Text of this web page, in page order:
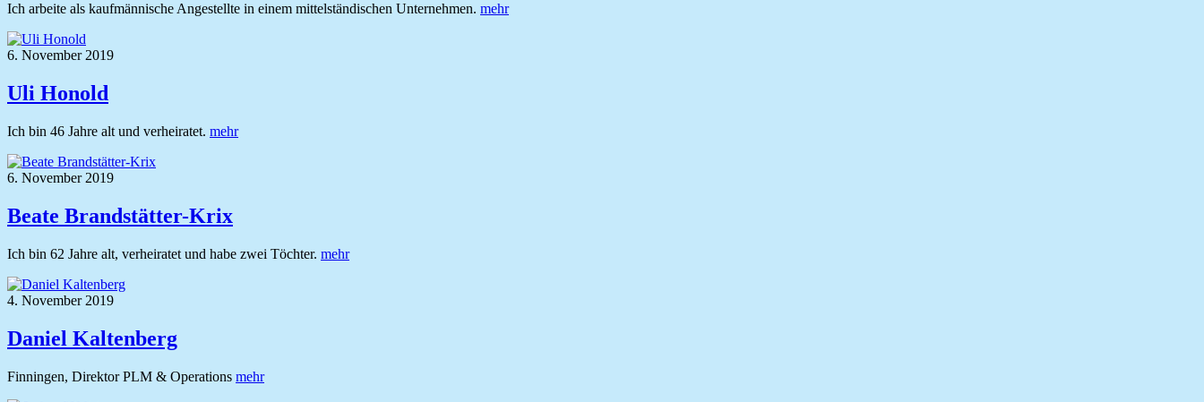
Ich arbeite als kaufmännische Angestellte in einem mittelständischen Unternehmen. mehr
6. November 2019
Uli Honold
Ich bin 46 Jahre alt und verheiratet. mehr
6. November 2019
Beate Brandstätter-Krix
Ich bin 62 Jahre alt, verheiratet und habe zwei Töchter. mehr
4. November 2019
Daniel Kaltenberg
Finningen, Direktor PLM & Operations mehr